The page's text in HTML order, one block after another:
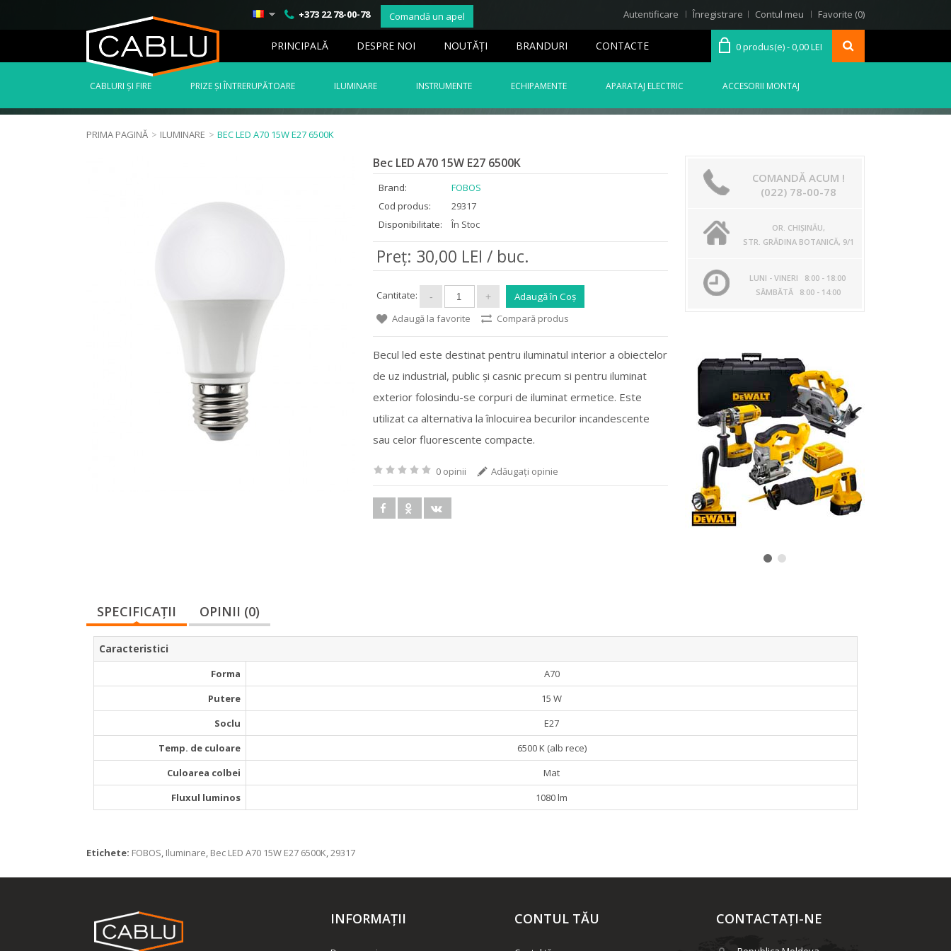
+373 22 78-00-78 Comandă un apel Contul meu Favorite (0)
Autentificare Înregistrare
0 produs(e) - 0,00 LEI
СABLURI ȘI FIRE PRIZE ȘI ÎNTRERUPĂTOARE ILUMINARE INSTRUMENTE ECHIPAMENTE APARATAJ ELECTRIC ACCESORII MONTAJ
PRINCIPALĂ DESPRE NOI NOUTĂŢI BRANDURI CONTACTE
PRIMA PAGINĂ > ILUMINARE > BEC LED A70 15W E27 6500K
Bec LED A70 15W E27 6500K
Brand:
FOBOS
Cod produs:
29317
Disponibilitate:
În Stoc
Preţ: 30,00 LEI / buc.
Cantitate:
Adaugă la favorite
Compară produs
Becul led este destinat pentru iluminatul interior a obiectelor
de uz industrial, public și casnic precum si pentru iluminat
exterior folosindu-se corpuri de iluminat ermetice. Este
utilizat ca alternativa la înlocuirea becurilor incandescente
sau celor fluorescente compacte.
0 opinii Adăugaţi opinie
COMANDĂ ACUM !
(022) 78-00-78
OR. CHIŞINĂU,
STR. GRĂDINA BOTANICĂ, 9/1
LUNI - VINERI 8:00 - 18:00
SÂMBĂTĂ 8:00 - 14:00
SPECIFICAŢII OPINII (0)
Caracteristici
­ Forma
A70
­ Putere
15 W
­ Soclu
E27
­ Temp. de culoare
6500 K (alb rece)
Culoarea colbei
Mat
Fluxul luminos
1080 lm
Etichete: FOBOS, Iluminare, Bec LED A70 15W E27 6500K,29317
INFORMAŢII CONTUL TĂU CONTACTAȚI-NE